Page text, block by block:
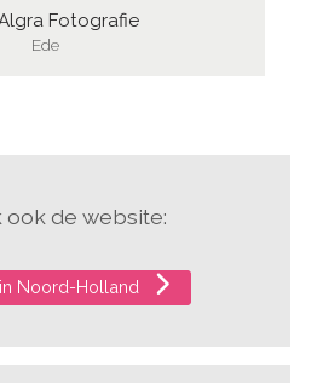
Fotografie
Ede
ook de website:
Noord-Holland